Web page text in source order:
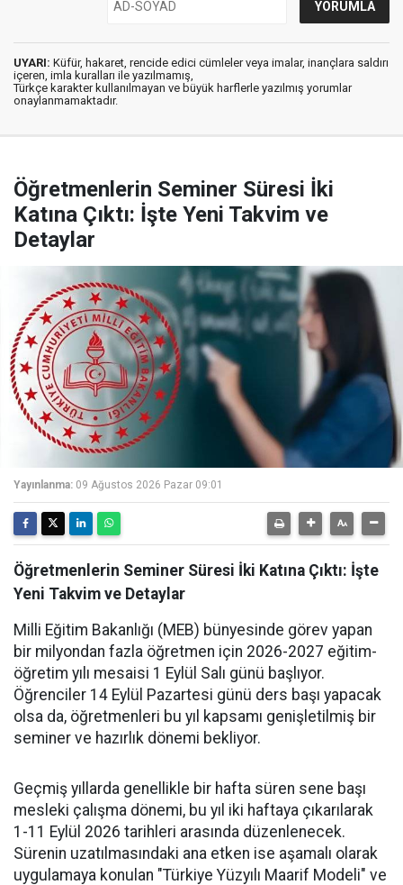
UYARI: Küfür, hakaret, rencide edici cümleler veya imalar, inançlara saldırı
içeren, imla kuralları ile yazılmamış,
Türkçe karakter kullanılmayan ve büyük harflerle yazılmış yorumlar
onaylanmamaktadır.
Öğretmenlerin Seminer Süresi İki
Katına Çıktı: İşte Yeni Takvim ve
Detaylar
Yayınlanma: 09 Ağustos 2026 Pazar 09:01
Öğretmenlerin Seminer Süresi İki Katına Çıktı: İşte
Yeni Takvim ve Detaylar
Milli Eğitim Bakanlığı (MEB) bünyesinde görev yapan
bir milyondan fazla öğretmen için 2026-2027 eğitim-
öğretim yılı mesaisi 1 Eylül Salı günü başlıyor.
Öğrenciler 14 Eylül Pazartesi günü ders başı yapacak
olsa da, öğretmenleri bu yıl kapsamı genişletilmiş bir
seminer ve hazırlık dönemi bekliyor.
Geçmiş yıllarda genellikle bir hafta süren sene başı
mesleki çalışma dönemi, bu yıl iki haftaya çıkarılarak
1-11 Eylül 2026 tarihleri arasında düzenlenecek.
Sürenin uzatılmasındaki ana etken ise aşamalı olarak
uygulamaya konulan "Türkiye Yüzyılı Maarif Modeli" ve